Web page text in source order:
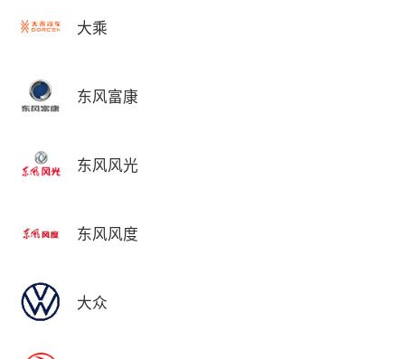
大乘
东风富康
东风风光
东风风度
大众